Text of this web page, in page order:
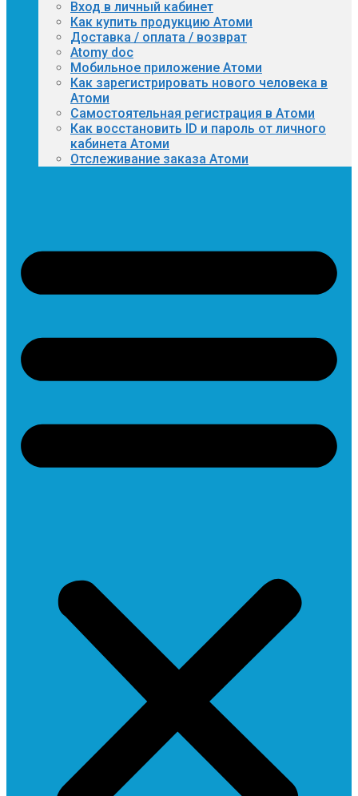
Вход в личный кабинет
Как купить продукцию Атоми
Доставка / оплата / возврат
Atomy doc
Мобильное приложение Атоми
Как зарегистрировать нового человека в
Атоми
Самостоятельная регистрация в Атоми
Как восстановить ID и пароль от личного
кабинета Атоми
Отслеживание заказа Атоми